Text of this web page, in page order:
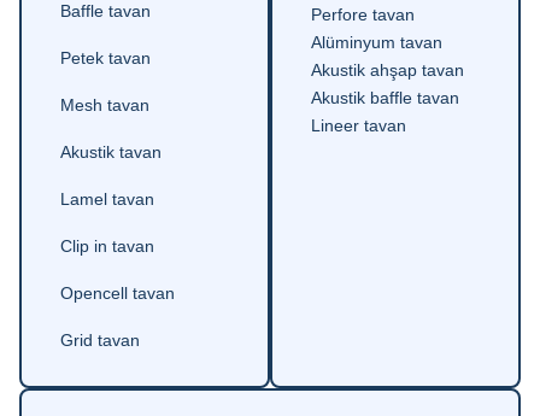
Baffle tavan
Petek tavan
Mesh tavan
Akustik tavan
Lamel tavan
Clip in tavan
Opencell tavan
Grid tavan
Perfore tavan
Alüminyum tavan
Akustik ahşap tavan
Akustik baffle tavan
Lineer tavan